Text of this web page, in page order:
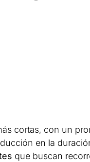
cortas, con un
en la
que buscan